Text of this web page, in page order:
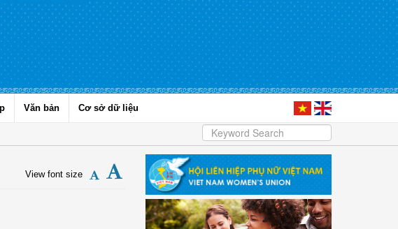
Văn bản Cơ sở dữ liệu
View font size